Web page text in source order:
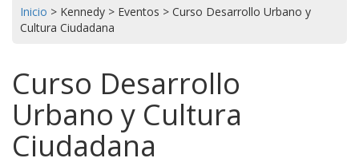
Inicio > Kennedy > Eventos > Curso Desarrollo Urbano y
Cultura Ciudadana
Curso Desarrollo
Urbano y Cultura
Ciudadana